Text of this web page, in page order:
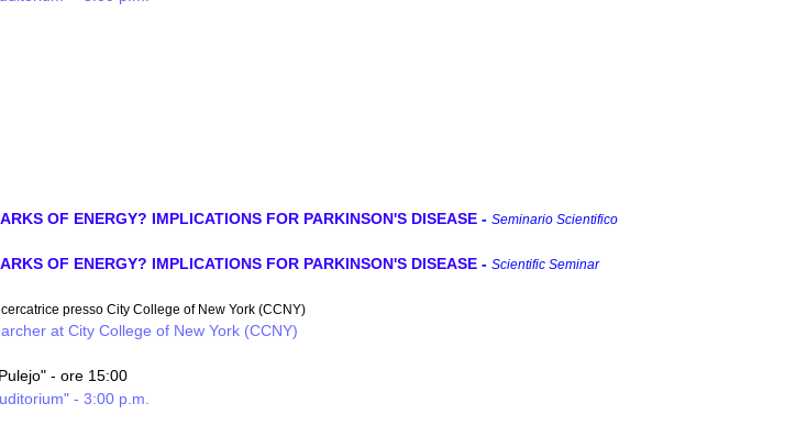
OF ENERGY? IMPLICATIONS FOR PARKINSON'S DISEASE - Seminario Scientifico
OF ENERGY? IMPLICATIONS FOR PARKINSON'S DISEASE - Scientific Seminar
presso City College of New York (CCNY)
at City College of New York (CCNY)
- ore 15:00
- 3:00 p.m.